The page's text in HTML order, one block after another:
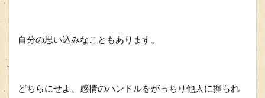
自分の思い込みなこともあります。
どちらにせよ、感情のハンドルをがっちり他人に握られ